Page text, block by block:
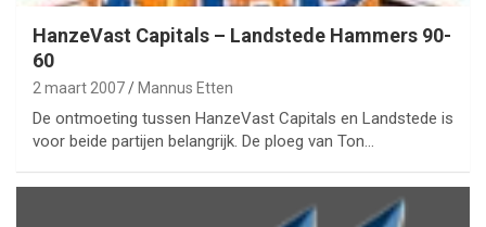
HanzeVast Capitals – Landstede Hammers 90-
60
2 maart 2007 Mannus Etten
De ontmoeting tussen HanzeVast Capitals en Landstede is
voor beide partijen belangrijk. De ploeg van Ton…